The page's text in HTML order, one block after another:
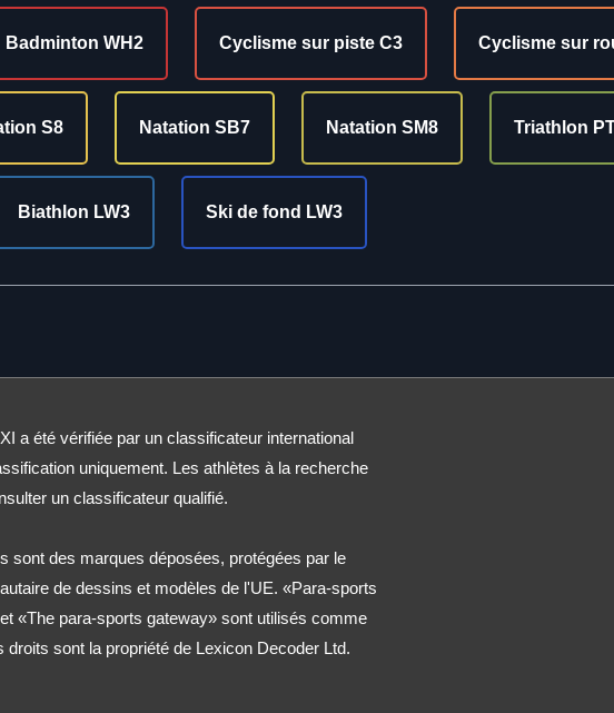
Badminton WH2 Cyclisme sur piste C3 Cyclisme sur
S8 Natation SB7 Natation SM8 Triathlon
Biathlon LW3 Ski de fond LW3
a été vérifiée par un classificateur international
uniquement. Les athlètes à la recherche
un classificateur qualifié.
sont des marques déposées, protégées par le
de dessins et modèles de l'UE. «Para-sports
«The para-sports gateway» sont utilisés comme
sont la propriété de Lexicon Decoder Ltd.